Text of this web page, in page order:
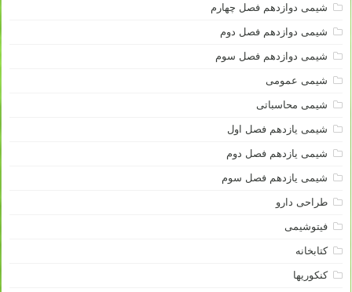
شیمی دوازدهم فصل چهارم
شیمی دوازدهم فصل دوم
شیمی دوازدهم فصل سوم
شیمی عمومی
شیمی محاسباتی
شیمی یازدهم فصل اول
شیمی یازدهم فصل دوم
شیمی یازدهم فصل سوم
طراحی دارو
فیتوشیمی
کتابخانه
کنکوریها